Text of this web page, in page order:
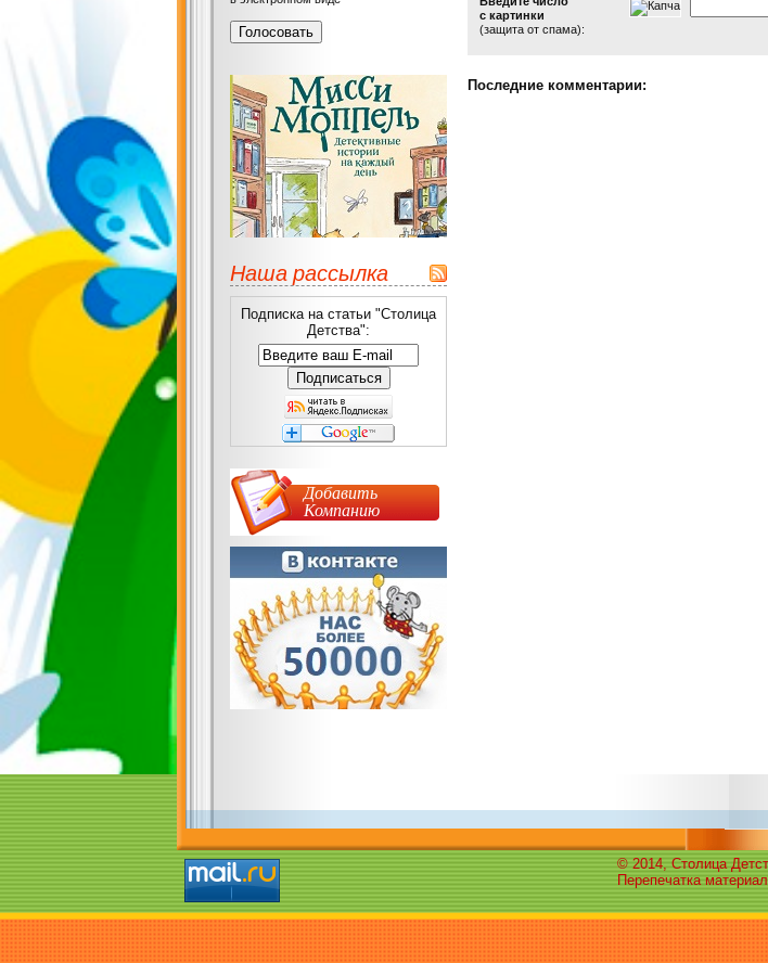
с картинки
(защита от спама):
Последние комментарии:
Наша рассылка
Подписка на статьи "Столица
Детства":
Добавить
Компанию
© 2014, Столица
Перепечатка